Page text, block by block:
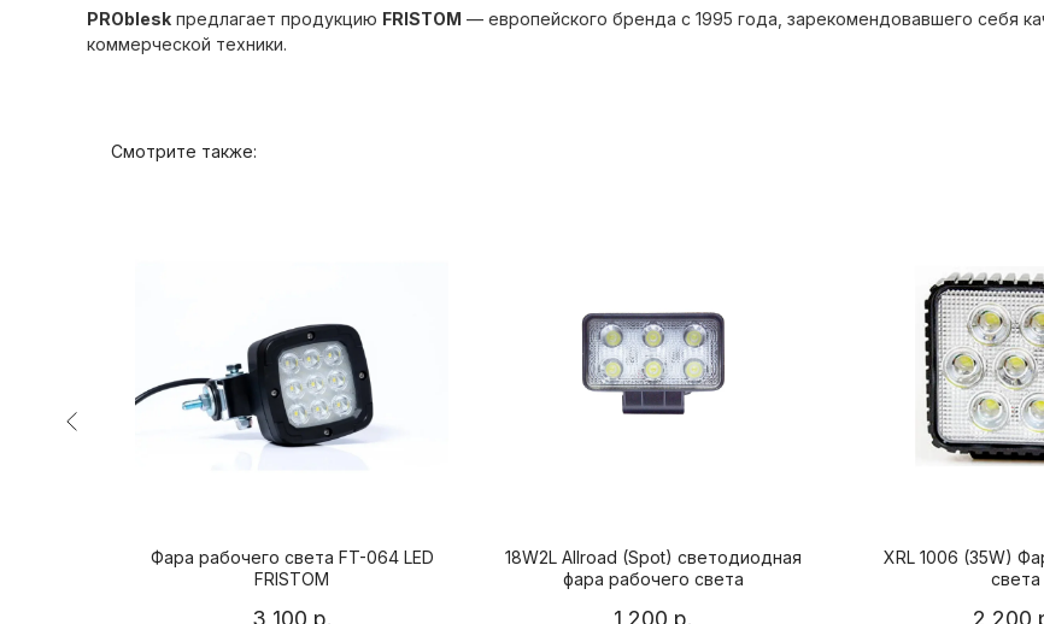
PROblesk предлагает продукцию FRISTOM — европейского бренда с 1995 года, зарекомендовавшего себя
коммерческой техники.
Смотрите также:
Фара рабочего света FT-064 LED
FRISTOM
3 100 р.
18W2L Allroad (Spot) светодиодная
фара рабочего света
1 200 р.
XRL 1006 (35W)
света
2 200